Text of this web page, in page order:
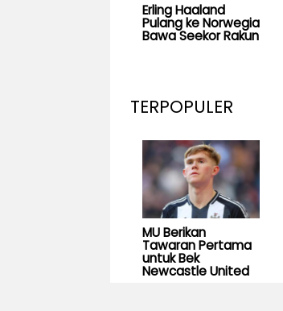
Erling Haaland
Pulang ke Norwegia
Bawa Seekor Rakun
TERPOPULER
MU Berikan
Tawaran Pertama
untuk Bek
Newcastle United